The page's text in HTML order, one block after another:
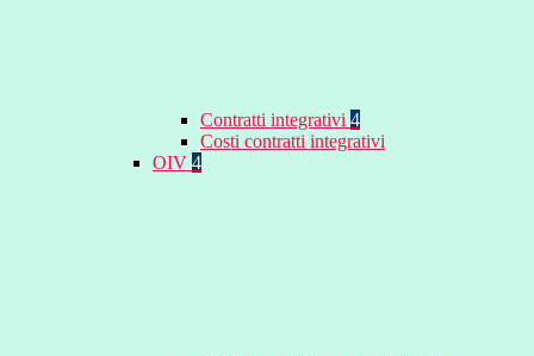
Contratti integrativi 4
Costi contratti integrativi
OIV 4